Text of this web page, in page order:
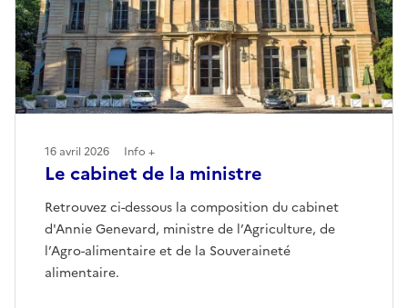
Le cabinet de la ministre
Retrouvez ci-dessous la composition du cabinet
d'Annie Genevard, ministre de l’Agriculture, de
l’Agro-alimentaire et de la Souveraineté
alimentaire.
16 avril 2026 Info +